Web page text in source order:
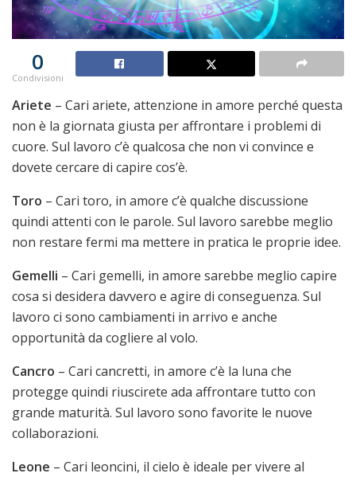
0
Condivisioni
Ariete – Cari ariete, attenzione in amore perché questa
non è la giornata giusta per affrontare i problemi di
cuore. Sul lavoro c’è qualcosa che non vi convince e
dovete cercare di capire cos’è.
Toro – Cari toro, in amore c’è qualche discussione
quindi attenti con le parole. Sul lavoro sarebbe meglio
non restare fermi ma mettere in pratica le proprie idee.
Gemelli – Cari gemelli, in amore sarebbe meglio capire
cosa si desidera davvero e agire di conseguenza. Sul
lavoro ci sono cambiamenti in arrivo e anche
opportunità da cogliere al volo.
Cancro – Cari cancretti, in amore c’è la luna che
protegge quindi riuscirete ada affrontare tutto con
grande maturità. Sul lavoro sono favorite le nuove
collaborazioni.
Leone – Cari leoncini, il cielo è ideale per vivere al